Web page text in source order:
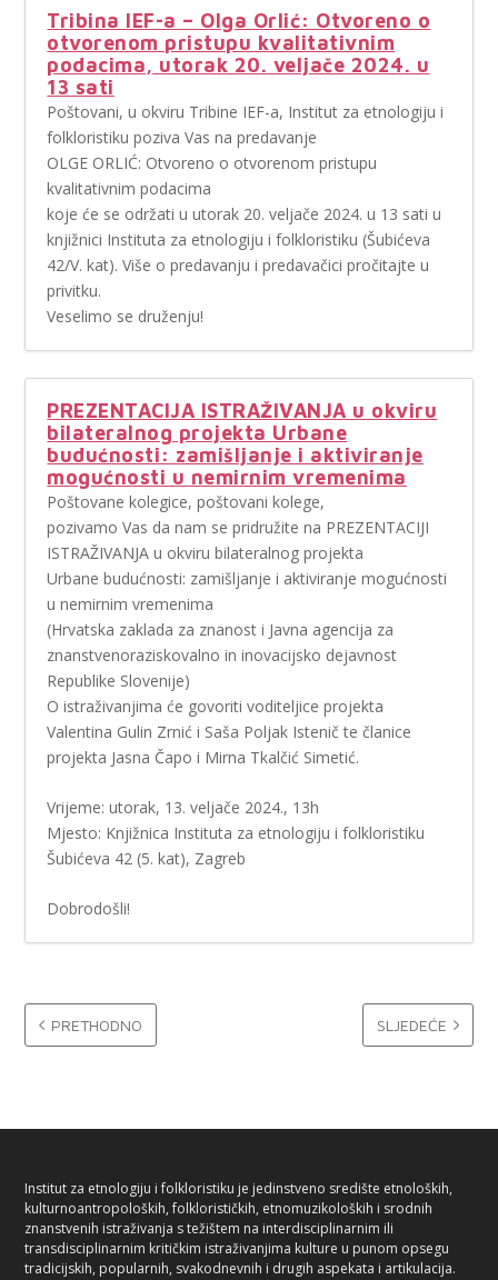
Tribina IEF-a – Olga Orlić: Otvoreno o
otvorenom pristupu kvalitativnim
podacima, utorak 20. veljače 2024. u
13 sati
Poštovani, u okviru Tribine IEF-a, Institut za etnologiju i
folkloristiku poziva Vas na predavanje
OLGE ORLIĆ: Otvoreno o otvorenom pristupu
kvalitativnim podacima
koje će se održati u utorak 20. veljače 2024. u 13 sati u
knjižnici Instituta za etnologiju i folkloristiku (Šubićeva
42/V. kat). Više o predavanju i predavačici pročitajte u
privitku.
Veselimo se druženju!
PREZENTACIJA ISTRAŽIVANJA u okviru
bilateralnog projekta Urbane
budućnosti: zamišljanje i aktiviranje
mogućnosti u nemirnim vremenima
Poštovane kolegice, poštovani kolege,
pozivamo Vas da nam se pridružite na PREZENTACIJI
ISTRAŽIVANJA u okviru bilateralnog projekta
Urbane budućnosti: zamišljanje i aktiviranje mogućnosti
u nemirnim vremenima
(Hrvatska zaklada za znanost i Javna agencija za
znanstvenoraziskovalno in inovacijsko dejavnost
Republike Slovenije)
O istraživanjima će govoriti voditeljice projekta
Valentina Gulin Zrnić i Saša Poljak Istenič te članice
projekta Jasna Čapo i Mirna Tkalčić Simetić.
Vrijeme: utorak, 13. veljače 2024., 13h
Mjesto: Knjižnica Instituta za etnologiju i folkloristiku
Šubićeva 42 (5. kat), Zagreb
Dobrodošli!
PRETHODNO SLJEDEĆE
Institut za etnologiju i folkloristiku je jedinstveno središte etnoloških,
kulturnoantropoloških, folklorističkih, etnomuzikoloških i srodnih
znanstvenih istraživanja s težištem na interdisciplinarnim ili
transdisciplinarnim kritičkim istraživanjima kulture u punom opsegu
tradicijskih, popularnih, svakodnevnih i drugih aspekata i artikulacija.